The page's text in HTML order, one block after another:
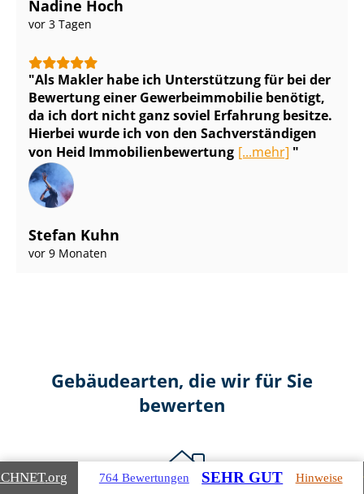
Nadine Hoch
vor 3 Tagen
Als Makler habe ich Unterstützung für bei der
Bewertung einer Ge­wer­be­im­mo­bi­lie benötigt,
da ich dort nicht ganz soviel Erfahrung besitze.
Hierbei wurde ich von den Sach­ver­stän­di­gen
von Heid Im­mo­bi­li­en­be­wer­tung [...mehr]
Stefan Kuhn
vor 9 Monaten
Gebäudearten, die wir für Sie
bewerten
.org 764 Bewertungen SEHR GUT Hinweise